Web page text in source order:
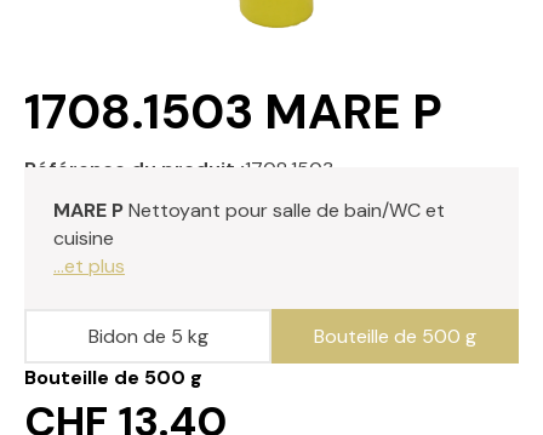
1708.1503 MARE P
Référence du produit :1708.1503
MARE PNettoyant pour salle de bain/WC et
cuisine
...et plus
Bouteille de 500 g
CHF 13.40
Bidon de 5 kg Bouteille de 500 g